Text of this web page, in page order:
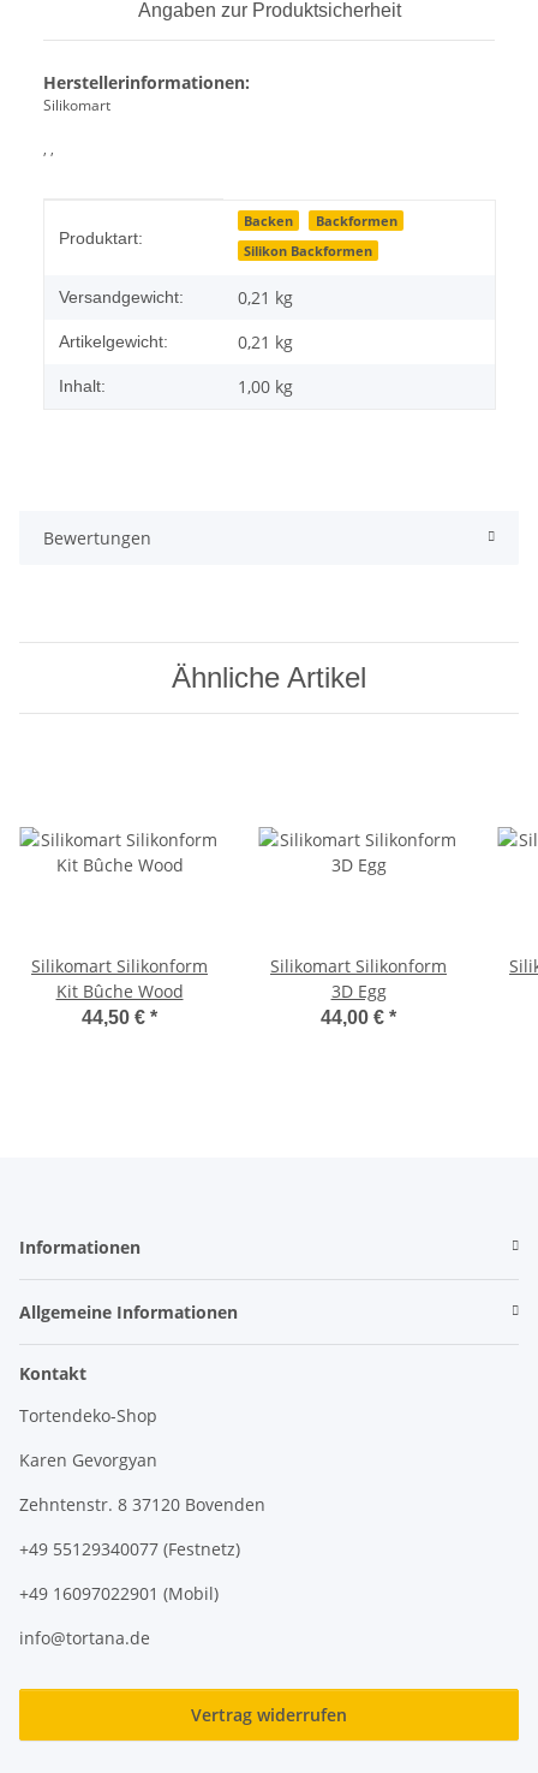
Angaben zur Produktsicherheit
Herstellerinformationen:
Silikomart
, ,
Produktart:
Backen
Backformen
Silikon Backformen
Versandgewicht: 0,21 kg
Artikelgewicht: 0,21 kg
Inhalt: 1,00 kg
Bewertungen
Ähnliche Artikel
Silikomart Silikonform
Kit Bûche Wood
44,50 € *
Silikomart Silikonform
3D Egg
44,00 € *
Informationen
Allgemeine Informationen
Kontakt
Tortendeko-Shop
Karen Gevorgyan
Zehntenstr. 8 37120 Bovenden
+49 55129340077 (Festnetz)
+49 16097022901 (Mobil)
info@tortana.de
Vertrag widerrufen